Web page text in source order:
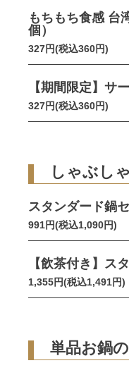
もちもち食感 台
個）
327円(税込360円)
【期間限定】サ
327円(税込360円)
しゃぶし
スタンダード鍋
991円(税込1,090円)
【飲茶付き】ス
1,355円(税込1,491円)
単品お鍋